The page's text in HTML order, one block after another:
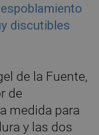
discutibles
de la Fuente,
de
medida para
y las dos